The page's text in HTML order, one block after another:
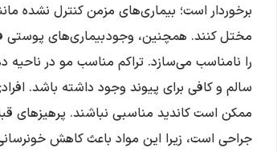
برخوردار است؛ بیماری‌های مزمن کنترل نشده
مختل کنند. همچنین، وجود بیماری‌های پوستی
را نامناسب می‌سازد. تراکم مناسب مو در
سالم و کافی برای پیوند وجود داشته باشد.
ممکن است کاندید مناسبی نباشند. پرهیزهای
جراحی است، زیرا این مواد باعث کاهش